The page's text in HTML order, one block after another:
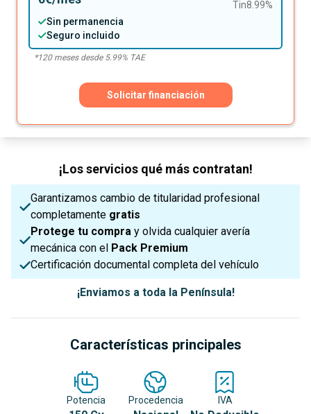
Tin8.99%
Sin permanencia
Seguro incluido
*120meses desde 5.99% TAE
Solicitar financiación
¡Los servicios qué más contratan!
Garantizamos cambio de titularidad profesional
completamente gratis
Protege tu compra y olvida cualquier avería
mecánica con el Pack Premium
Certificación documental completa del vehículo
¡Enviamos a toda la Península!
Características principales
Potencia Procedencia IVA